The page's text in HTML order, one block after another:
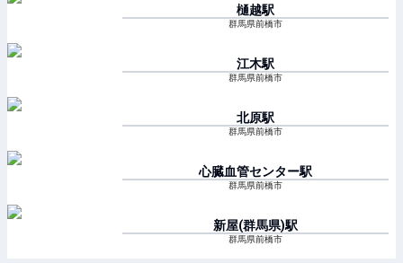
樋越駅
群馬県前橋市
江木駅
群馬県前橋市
北原駅
群馬県前橋市
心臓血管センター駅
群馬県前橋市
新屋(群馬県)駅
群馬県前橋市